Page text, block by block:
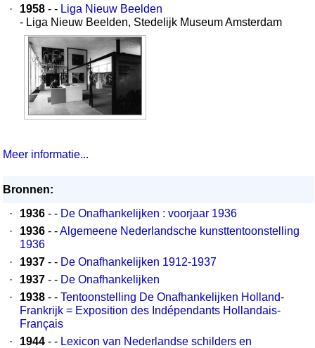
·
1958 - - Liga Nieuw Beelden
- Liga Nieuw Beelden, Stedelijk Museum Amsterdam
Meer informatie...
Bronnen:
·
1936 - - De Onafhankelijken : voorjaar 1936
·
1936 - -Algemeene Nederlandsche kunsttentoonstelling
1936
·
1937 - - De Onafhankelijken 1912-1937
·
1937 - - De Onafhankelijken
·
1938 - - Tentoonstelling De Onafhankelijken Holland-
Frankrijk = Exposition des Indépendants Hollandais-
Français
·
1944 - - Lexicon van Nederlandse schilders en